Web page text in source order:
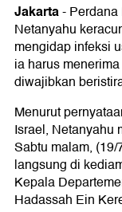
Jakarta-
Netanyahu
mengidap infeksi
ia harus
diwajibkan
Menurut
Israel, Netanyahu
Sabtu malam,
langsung di
Kepala
Hadassah Ein